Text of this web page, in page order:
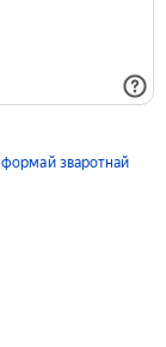
формай зваротнай